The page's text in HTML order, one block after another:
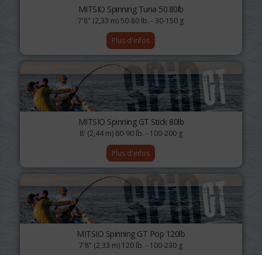
MITSIO Spinning Tuna 50.80lb
7'8" (2,33 m) 50-80 lb. - 30-150 g
Plus d'infos
MITSIO Spinning GT Stick 80lb
8' (2,44 m) 80-90 lb. - 100-200 g
Plus d'infos
MITSIO Spinning GT Pop 120lb
7'8" (2,33 m) 120 lb. - 100-230 g